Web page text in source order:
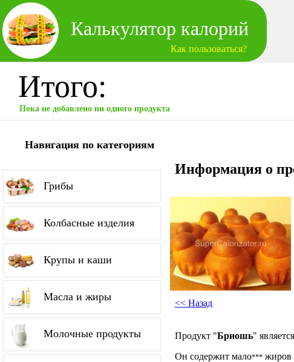
Калькулятор калорий
Как пользоваться?
Итого:
Пока не добавлено ни одного продукта
Навигация по категориям
Грибы
Колбасные изделия
Крупы и каши
Масла и жиры
Молочные продукты
Информация о
<< Назад
Продукт "Бриошь"
Он содержит мало***жиров